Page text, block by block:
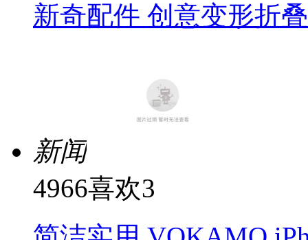
新奇配件 创意变形折
新闻
4966喜欢3